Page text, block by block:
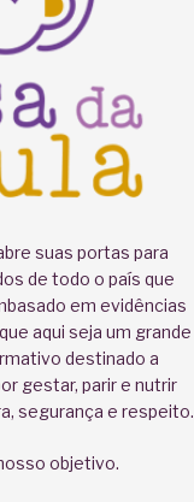
suas portas para
de todo o país que
em evidências
aqui seja um grande
destinado a
gestar, parir e nutrir
segurança e respeito.
objetivo.